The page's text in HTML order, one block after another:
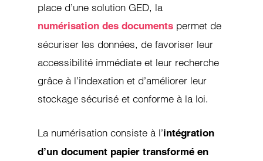
place d’une solution GED, la
numérisation des documents permet de
sécuriser les données, de favoriser leur
accessibilité immédiate et leur recherche
grâce à l’indexation et d’améliorer leur
stockage sécurisé et conforme à la loi.
La numérisation consiste à l’intégration
d’un document papier transformé en